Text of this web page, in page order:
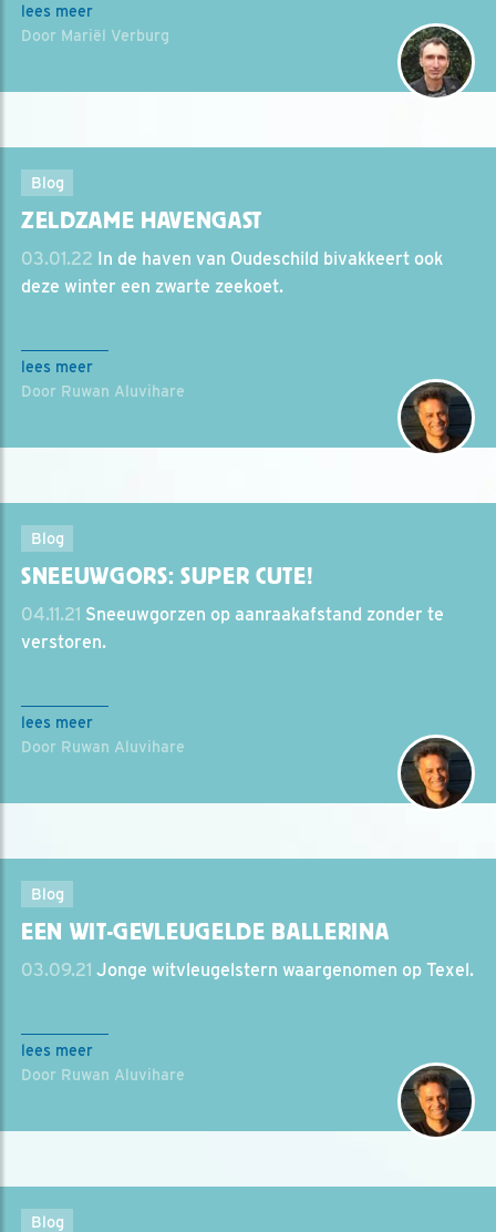
lees meer
Door Mariël Verburg
Blog
ZELDZAME HAVENGAST
03.01.22 In de haven van Oudeschild bivakkeert ook
deze winter een zwarte zeekoet.
lees meer
Door Ruwan Aluvihare
Blog
SNEEUWGORS: SUPER CUTE!
04.11.21 Sneeuwgorzen op aanraakafstand zonder te
verstoren.
lees meer
Door Ruwan Aluvihare
Blog
EEN WIT-GEVLEUGELDE BALLERINA
03.09.21 Jonge witvleugelstern waargenomen op Texel.
lees meer
Door Ruwan Aluvihare
Blog